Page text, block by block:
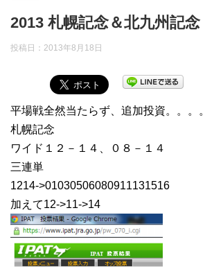
2013 札幌記念＆北九州記念
投稿日： 2013年8月18日
平場戦全然当たらず、追加投資。。。。
札幌記念
ワイド１２－１４、０８－１４
三連単
1214->01030506080911131516
加えて12->11->14